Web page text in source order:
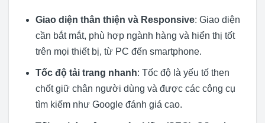
Giao diện thân thiện và Responsive: Giao diện
cần bắt mắt, phù hợp ngành hàng và hiển thị tốt
trên mọi thiết bị, từ PC đến smartphone.
Tốc độ tải trang nhanh: Tốc độ là yếu tố then
chốt giữ chân người dùng và được các công cụ
tìm kiếm như Google đánh giá cao.